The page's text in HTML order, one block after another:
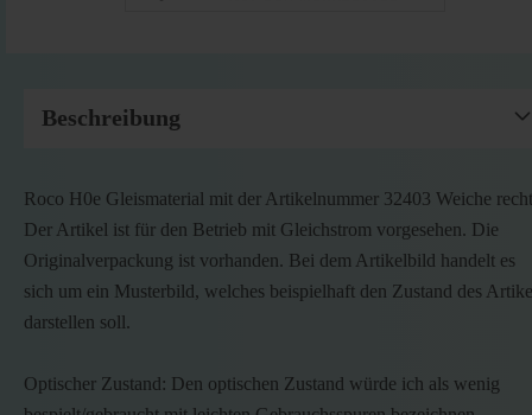
Beschreibung
Roco H0e Gleismaterial mit der Artikelnummer 32403 Weiche
Der Artikel ist für den Betrieb mit Gleichstrom vorgesehen. Die
Originalverpackung ist vorhanden. Bei dem Artikelbild handelt es
sich um ein Musterbild, welches beispielhaft den Zustand des
darstellen soll.
Optischer Zustand: Den optischen Zustand würde ich als wenig